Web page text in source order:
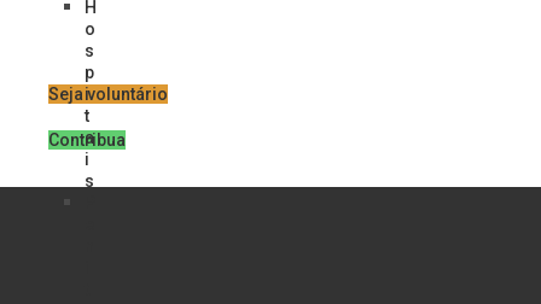
H
o
s
p
i
t
a
i
s
Seja voluntário
Contribua